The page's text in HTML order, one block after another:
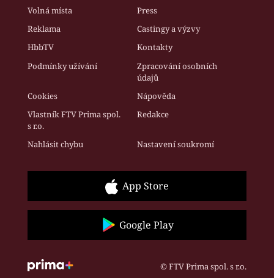
Volná místa
Press
Reklama
Castingy a výzvy
HbbTV
Kontakty
Podmínky užívání
Zpracování osobních
údajů
Cookies
Nápověda
Vlastník FTV Prima spol.
s r.o.
Redakce
Nahlásit chybu Nastavení soukromí
App Store
Google Play
© FTV Prima spol. s r.o.